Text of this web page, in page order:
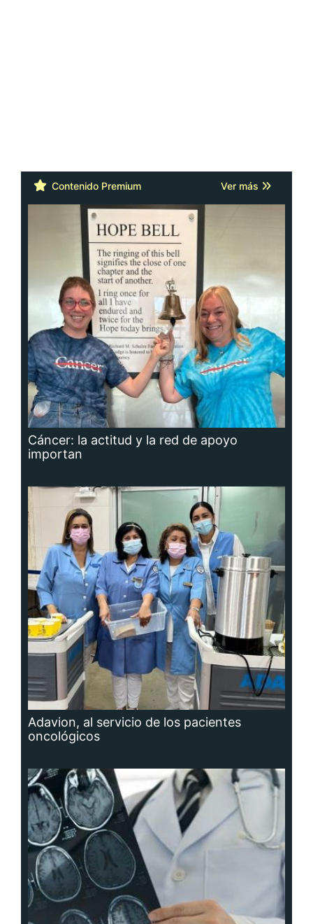
Contenido Premium Ver más
Cáncer: la actitud y la red de apoyo
importan
Adavion, al servicio de los pacientes
oncológicos